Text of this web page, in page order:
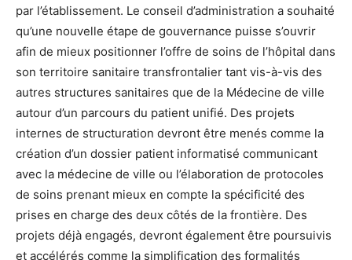
par l’établissement. Le conseil d’administration a souhaité
qu’une nouvelle étape de gouvernance puisse s’ouvrir
afin de mieux positionner l’offre de soins de l’hôpital dans
son territoire sanitaire transfrontalier tant vis-à-vis des
autres structures sanitaires que de la Médecine de ville
autour d’un parcours du patient unifié. Des projets
internes de structuration devront être menés comme la
création d’un dossier patient informatisé communicant
avec la médecine de ville ou l’élaboration de protocoles
de soins prenant mieux en compte la spécificité des
prises en charge des deux côtés de la frontière. Des
projets déjà engagés, devront également être poursuivis
et accélérés comme la simplification des formalités